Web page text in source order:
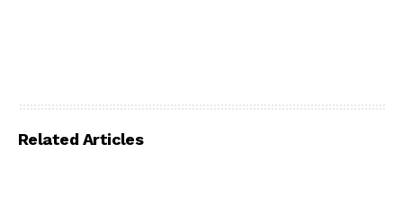
Related Articles